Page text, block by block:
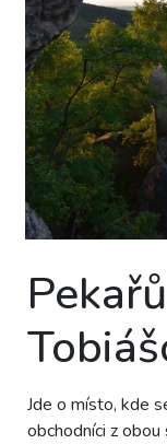
Jde o místo, kde
obchodníci z